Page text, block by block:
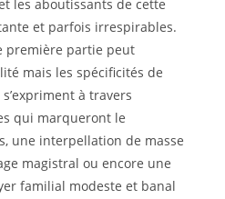
les aboutissants de cette
et parfois irrespirables.
première partie peut
mais les spécificités de
à travers
qui marqueront le
une interpellation de masse
magistral ou encore une
familial modeste et banal